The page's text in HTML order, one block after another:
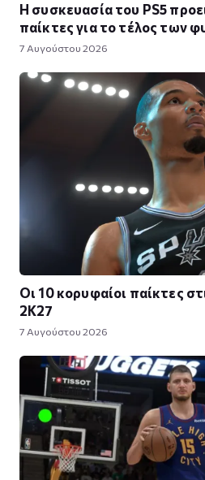
Η συσκευασία του PS5
παίκτες για το τέλος των
7 Αυγούστου 2026
Οι 10 κορυφαίοι παίκτες
2K27
7 Αυγούστου 2026